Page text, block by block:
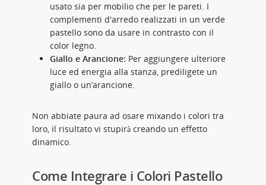
usato sia per mobilio che per le pareti. I
complementi d'arredo realizzati in un verde
pastello sono da usare in contrasto con il
color legno.
Giallo e Arancione: Per aggiungere ulteriore
luce ed energia alla stanza, prediligete un
giallo o un’arancione.
Non abbiate paura ad osare mixando i colori tra
loro, il risultato vi stupirà creando un effetto
dinamico.
Come Integrare i Colori Pastello